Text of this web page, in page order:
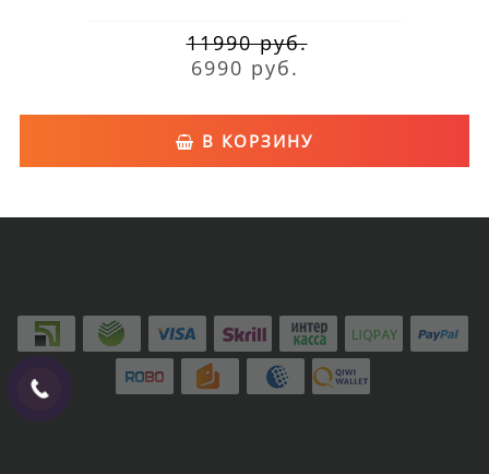
11990 руб.
6990 руб.
В КОРЗИНУ